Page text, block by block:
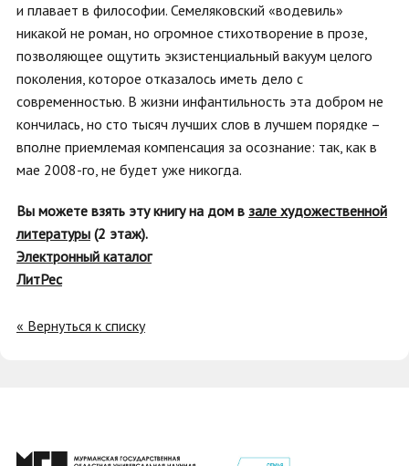
и плавает в философии. Семеляковский «водевиль»
никакой не роман, но огромное стихотворение в прозе,
позволяющее ощутить экзистенциальный вакуум целого
поколения, которое отказалось иметь дело с
современностью. В жизни инфантильность эта добром не
кончилась, но сто тысяч лучших слов в лучшем порядке –
вполне приемлемая компенсация за осознание: так, как в
мае 2008-го, не будет уже никогда.
Вы можете взять эту книгу на дом в зале художественной
литературы (2 этаж).
Электронный каталог
ЛитРес
« Вернуться к списку